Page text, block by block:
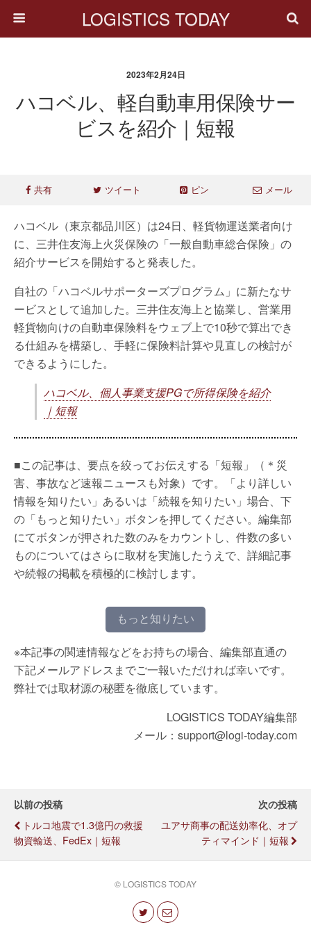
LOGISTICS TODAY
2023年2月24日
ハコベル、軽自動車用保険サー
ビスを紹介｜短報
共有 ツイート ピン メール
ハコベル（東京都品川区）は24日、軽貨物運送業者向け
に、三井住友海上火災保険の「一般自動車総合保険」の
紹介サービスを開始すると発表した。
自社の「ハコベルサポーターズプログラム」に新たなサ
ービスとして追加した。三井住友海上と協業し、営業用
軽貨物向けの自動車保険料をウェブ上で10秒で算出でき
る仕組みを構築し、手軽に保険料計算や見直しの検討が
できるようにした。
ハコベル、個人事業支援PGで所得保険を紹介
｜短報
■この記事は、要点を絞ってお伝えする「短報」（＊災
害、事故など速報ニュースも対象）です。「より詳しい
情報を知りたい」あるいは「続報を知りたい」場合、下
の「もっと知りたい」ボタンを押してください。編集部
にてボタンが押された数のみをカウントし、件数の多い
ものについてはさらに取材を実施したうえで、詳細記事
や続報の掲載を積極的に検討します。
もっと知りたい
※本記事の関連情報などをお持ちの場合、編集部直通の
下記メールアドレスまでご一報いただければ幸いです。
弊社では取材源の秘匿を徹底しています。
LOGISTICS TODAY編集部
メール：support@logi-today.com
以前の投稿
トルコ地震で1.3億円の救援
物資輸送、FedEx｜短報
次の投稿
ユアサ商事の配送効率化、オプ
ティマインド｜短報
© LOGISTICS TODAY